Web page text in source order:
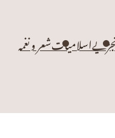
اسلامیاتشعر و نغمہ